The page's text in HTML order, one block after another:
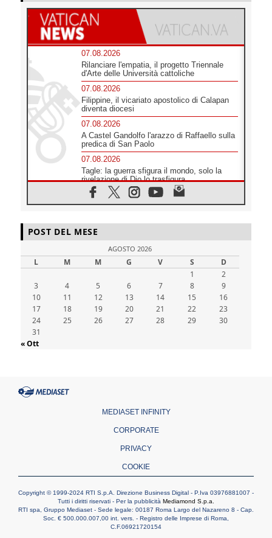
07.08.2026
Rilanciare l'empatia, il progetto Triennale
d'Arte delle Università cattoliche
07.08.2026
Filippine, il vicariato apostolico di Calapan
diventa diocesi
07.08.2026
A Castel Gandolfo l'arazzo di Raffaello sulla
predica di San Paolo
07.08.2026
Tagle: la guerra sfigura il mondo, solo la
rivelazione di Dio lo trasfigura
07.08.2026
Il Papa in Francia, quattro giorni intensi tra
07.08.2026
SIGNIS 2026, dare voce alle religiose
cattoliche nello spazio pubblico
07.08.2026
Honduras, gli sfollati invisibili di una crisi
dimenticata
07.08.2026
Italia, Antigone: carceri al limite della
sopravvivenza per caldo e sovraffollamento
POST DEL MESE
AGOSTO 2026
L M M G V S
D
1
2
3
4 5 6 7 8
9
10
11 12 13 14 15
16
17
18 19 20 21 22
23
24
25 26 27 28 29
30
31
« Ott
MEDIASET INFINITY
CORPORATE
PRIVACY
COOKIE
Copyright © 1999-2024 RTI S.p.A. Direzione Business Digital - P.Iva 03976881007 -
Tutti i diritti riservati - Per la pubblicità Mediamond S.p.a.
RTI spa, Gruppo Mediaset - Sede legale: 00187 Roma Largo del Nazareno 8 - Cap.
Soc. € 500.000.007,00 int. vers. - Registro delle Imprese di Roma,
C.F.06921720154